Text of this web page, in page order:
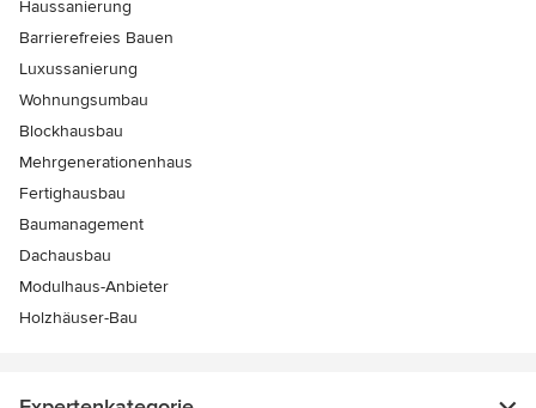
Haussanierung
Barrierefreies Bauen
Luxussanierung
Wohnungsumbau
Blockhausbau
Mehrgenerationenhaus
Fertighausbau
Baumanagement
Dachausbau
Modulhaus-Anbieter
Holzhäuser-Bau